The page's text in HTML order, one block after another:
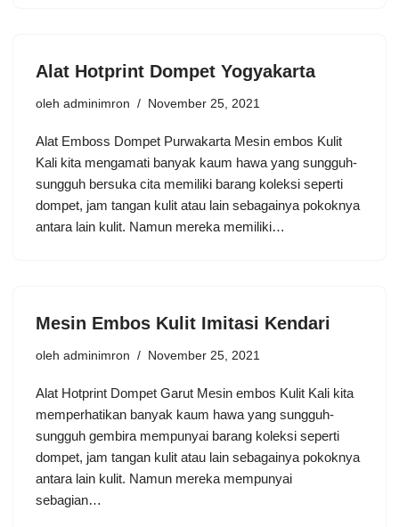
Alat Hotprint Dompet Yogyakarta
oleh adminimron November 25, 2021
Alat Emboss Dompet Purwakarta Mesin embos Kulit
Kali kita mengamati banyak kaum hawa yang sungguh-
sungguh bersuka cita memiliki barang koleksi seperti
dompet, jam tangan kulit atau lain sebagainya pokoknya
antara lain kulit. Namun mereka memiliki…
Mesin Embos Kulit Imitasi Kendari
oleh adminimron November 25, 2021
Alat Hotprint Dompet Garut Mesin embos Kulit Kali kita
memperhatikan banyak kaum hawa yang sungguh-
sungguh gembira mempunyai barang koleksi seperti
dompet, jam tangan kulit atau lain sebagainya pokoknya
antara lain kulit. Namun mereka mempunyai
sebagian…